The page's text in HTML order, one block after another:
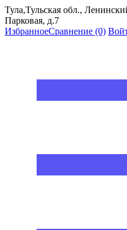
Тула,Тульская обл.,
Парковая, д.7
ИзбранноеСравнение (0)